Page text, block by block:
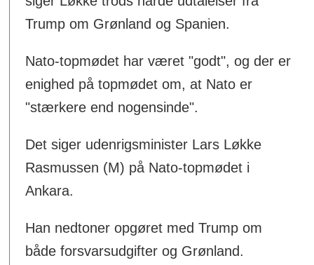
Trump om Grønland og Spanien.
Nato-topmødet har været "godt", og der er
enighed på topmødet om, at Nato er
"stærkere end nogensinde".
Det siger udenrigsminister Lars Løkke
Rasmussen (M) på Nato-topmødet i
Ankara.
Han nedtoner opgøret med Trump om
både forsvarsudgifter og Grønland.